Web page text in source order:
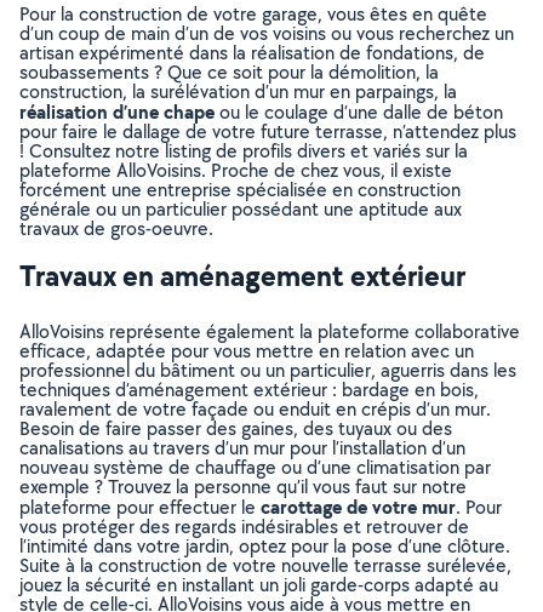
Pour la construction de votre garage, vous êtes en quête
d’un coup de main d’un de vos voisins ou vous recherchez un
artisan expérimenté dans la réalisation de fondations, de
soubassements ? Que ce soit pour la démolition, la
construction, la surélévation d’un mur en parpaings, la
réalisation d’une chapeou le coulage d’une dalle de béton
pour faire le dallage de votre future terrasse, n’attendez plus
! Consultez notre listing de profils divers et variés sur la
plateforme AlloVoisins. Proche de chez vous, il existe
forcément une entreprise spécialisée en construction
générale ou un particulier possédant une aptitude aux
travaux de gros-oeuvre.
Travaux en aménagement extérieur
AlloVoisins représente également la plateforme collaborative
efficace, adaptée pour vous mettre en relation avec un
professionnel du bâtiment ou un particulier, aguerris dans les
techniques d’aménagement extérieur : bardage en bois,
ravalement de votre façade ou enduit en crépis d’un mur.
Besoin de faire passer des gaines, des tuyaux ou des
canalisations au travers d’un mur pour l’installation d’un
nouveau système de chauffage ou d’une climatisation par
exemple ? Trouvez la personne qu’il vous faut sur notre
plateforme pour effectuer le carottage de votre mur. Pour
vous protéger des regards indésirables et retrouver de
l’intimité dans votre jardin, optez pour la pose d’une clôture.
Suite à la construction de votre nouvelle terrasse surélevée,
jouez la sécurité en installant un joli garde-corps adapté au
style de celle-ci. AlloVoisins vous aide à vous mettre en